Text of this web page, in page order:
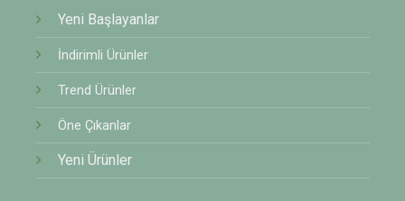
Yeni Başlayanlar
İndirimli Ürünler
Trend Ürünler
Öne Çıkanlar
Yeni Ürünler